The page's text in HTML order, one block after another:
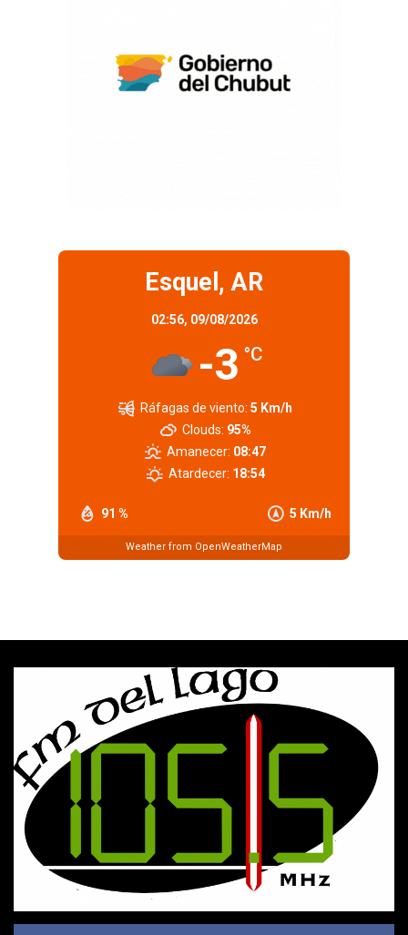
Esquel, AR
02:56, 09/08/2026
-3 °C
91 % 5 Km/h
Ráfagas de viento: 5 Km/h
Clouds: 95%
Amanecer: 08:47
Atardecer: 18:54
Weather from OpenWeatherMap